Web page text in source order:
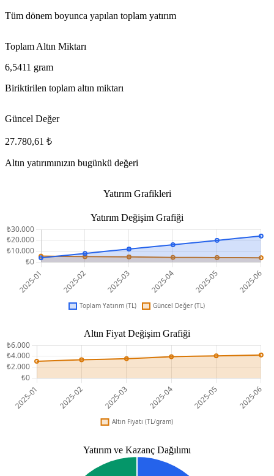
Tüm dönem boyunca yapılan toplam yatırım
Toplam Altın Miktarı
6,5411 gram
Biriktirilen toplam altın miktarı
Güncel Değer
27.780,61 ₺
Altın yatırımınızın bugünkü değeri
Yatırım Grafikleri
Yatırım Değişim Grafiği
Altın Fiyat Değişim Grafiği
Yatırım ve Kazanç Dağılımı